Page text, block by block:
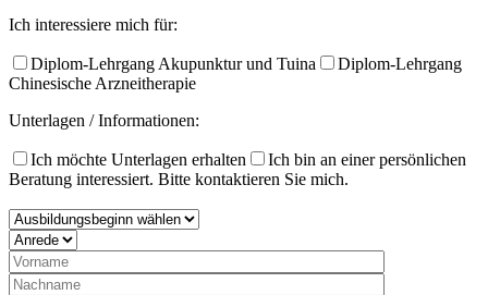
Ich interessiere mich für:
Diplom-Lehrgang Akupunktur und Tuina
Diplom-Lehrgang
Chinesische Arzneitherapie
Unterlagen / Informationen:
Ich möchte Unterlagen erhalten
Ich bin an einer persönlichen
Beratung interessiert. Bitte kontaktieren Sie mich.